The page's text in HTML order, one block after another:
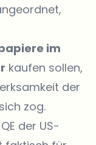
,
im
kaufen sollen,
der
zog.
der US-